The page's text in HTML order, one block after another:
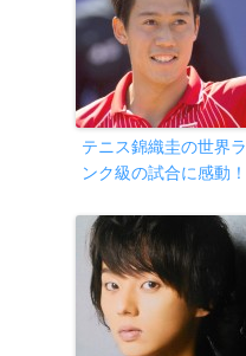
テニス錦織圭の世界ラ
ンク級の試合に感動！